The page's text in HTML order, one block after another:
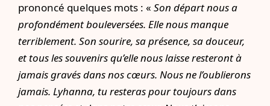
prononcé quelques mots : « Son départ nous a
profondément bouleversées. Elle nous manque
terriblement. Son sourire, sa présence, sa douceur,
et tous les souvenirs qu’elle nous laisse resteront à
jamais gravés dans nos cœurs. Nous ne l’oublierons
jamais. Lyhanna, tu resteras pour toujours dans